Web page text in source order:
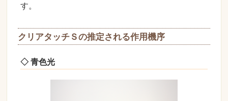
す。
クリアタッチＳの推定される作用機序
◇ 青色光